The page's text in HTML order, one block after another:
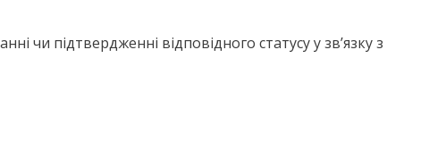
чи підтвердженні відповідного статусу у зв’язку з